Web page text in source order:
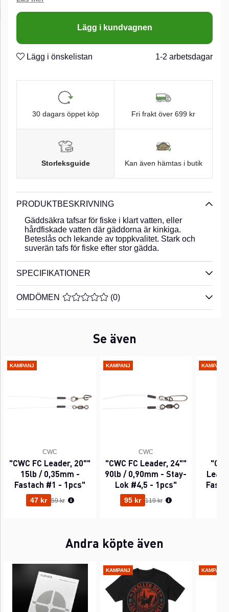
Lägg i kundvagnen
Lägg i önskelistan 1-2 arbetsdagar
30 dagars öppet köp Fri frakt över 699 kr
Storleksguide Kan även hämtas i butik
PRODUKTBESKRIVNING
Gäddsäkra tafsar för fiske i klart vatten, eller
hårdfiskade vatten där gäddorna är kinkiga.
Beteslås och lekande av toppkvalitet. Stark och
suverän tafs för fiske efter stor gädda.
SPECIFIKATIONER
OMDÖMEN MEDELBETYG 0 AV 5 ANTAL BETYG 0
(0)
Se även
KAMPANJ
CWC
"CWC FC Leader, 20""
15lb / 0,35mm -
Fastach #1 - 1pcs"
47 kr Ordinarie pris:
59 kr
KAMPANJ
CWC
"CWC FC Leader, 24""
90lb / 0,90mm - Stay-
Lok #4,5 - 1pcs"
95 kr Ordinarie pris:
119 kr
KAMPANJ
Andra köpte även
KAMPANJ KAMPANJ